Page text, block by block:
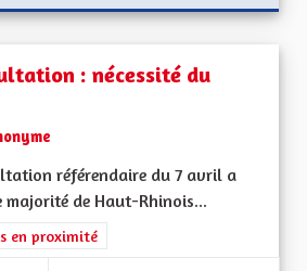
: nécessité du
référendaire du 7 avril a
majorité de Haut-Rhinois...
de la catégorie : Les services publics en
en proximité